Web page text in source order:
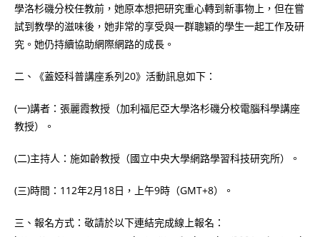
學洛杉磯分校任教前，她原本想把研究重心轉到新事物上，但在嘗
試到教學的滋味後，她非常的享受與一群聰穎的學生一起工作及研
究。她仍持續協助網際網路的成長。
二、《蓋婭科普講座系列20》活動訊息如下：
(一)講者：張麗霞教授（加利福尼亞大學洛杉磯分校電腦科學講座
教授）。
(二)主持人：施如齡教授（國立中央大學網路學習科技研究所）。
(三)時間：112年2月18日，上午9時（GMT+8）。
三、報名方式：敬請於以下連結完成線上報名：